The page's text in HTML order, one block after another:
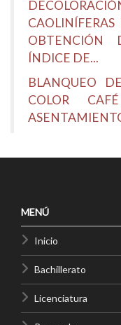
OBTENCIÓN
ÍNDICE DE...
BLANQUEO
COLOR
MENÚ
Inicio
Bachillerato
Licenciatura